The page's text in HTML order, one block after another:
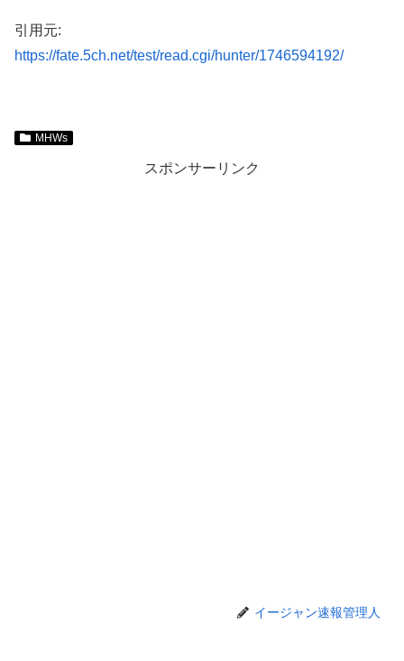
引用元:
https://fate.5ch.net/test/read.cgi/hunter/1746594192/
MHWs
スポンサーリンク
イージャン速報管理人